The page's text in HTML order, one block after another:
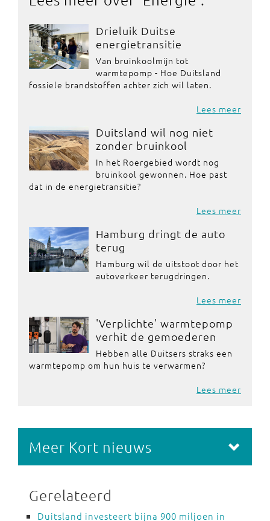
Drieluik Duitse
energietransitie
Van bruinkoolmijn tot
warmtepomp - Hoe Duitsland
fossiele brandstoffen achter zich wil laten.
Lees meer
Duitsland wil nog niet
zonder bruinkool
In het Roergebied wordt nog
bruinkool gewonnen. Hoe past
dat in de energietransitie?
Lees meer
Hamburg dringt de auto
terug
Hamburg wil de uitstoot door het
autoverkeer terugdringen.
Lees meer
'Verplichte' warmtepomp
verhit de gemoederen
Hebben alle Duitsers straks een
warmtepomp om hun huis te verwarmen?
Lees meer
Meer Kort nieuws
Gerelateerd
Duitsland investeert bijna 900 miljoen in